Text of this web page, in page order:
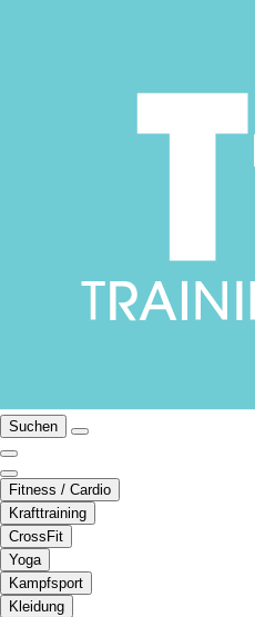
Suchen
Fitness / Cardio
Krafttraining
CrossFit
Yoga
Kampfsport
Kleidung